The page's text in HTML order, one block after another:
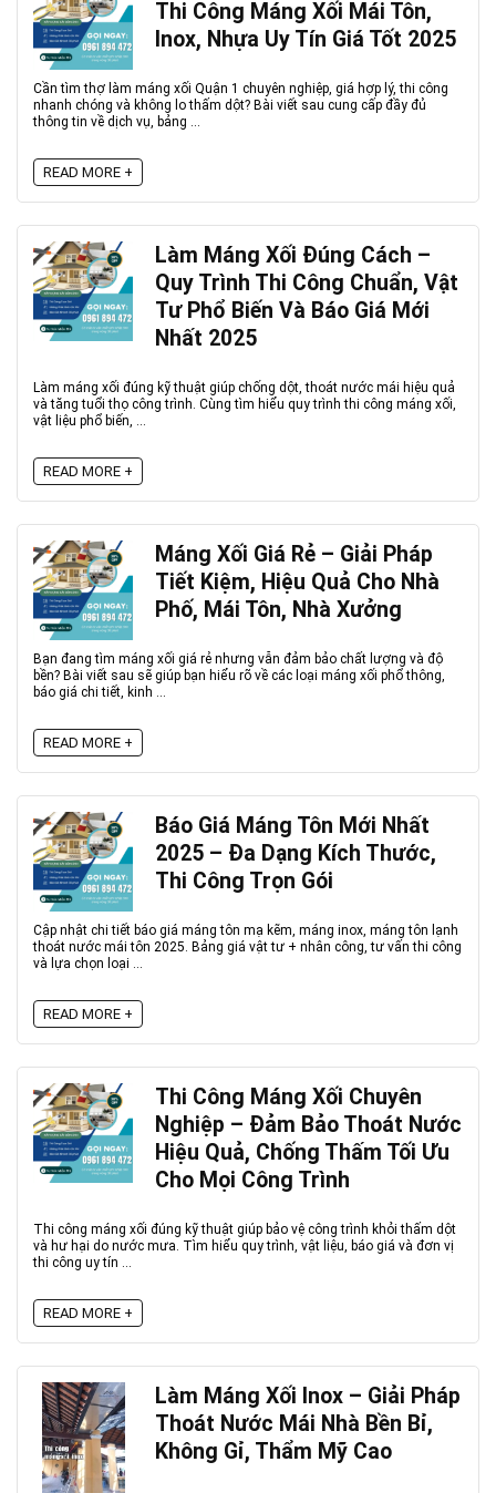
Thi Công Máng Xối Mái Tôn,
Inox, Nhựa Uy Tín Giá Tốt 2025
Cần tìm thợ làm máng xối Quận 1 chuyên nghiệp, giá hợp lý, thi công
nhanh chóng và không lo thấm dột? Bài viết sau cung cấp đầy đủ
thông tin về dịch vụ, bảng ...
READ MORE +
Làm Máng Xối Đúng Cách –
Quy Trình Thi Công Chuẩn, Vật
Tư Phổ Biến Và Báo Giá Mới
Nhất 2025
Làm máng xối đúng kỹ thuật giúp chống dột, thoát nước mái hiệu quả
và tăng tuổi thọ công trình. Cùng tìm hiểu quy trình thi công máng xối,
vật liệu phổ biến, ...
READ MORE +
Máng Xối Giá Rẻ – Giải Pháp
Tiết Kiệm, Hiệu Quả Cho Nhà
Phố, Mái Tôn, Nhà Xưởng
Bạn đang tìm máng xối giá rẻ nhưng vẫn đảm bảo chất lượng và độ
bền? Bài viết sau sẽ giúp bạn hiểu rõ về các loại máng xối phổ thông,
báo giá chi tiết, kinh ...
READ MORE +
Báo Giá Máng Tôn Mới Nhất
2025 – Đa Dạng Kích Thước,
Thi Công Trọn Gói
Cập nhật chi tiết báo giá máng tôn mạ kẽm, máng inox, máng tôn lạnh
thoát nước mái tôn 2025. Bảng giá vật tư + nhân công, tư vấn thi công
và lựa chọn loại ...
READ MORE +
Thi Công Máng Xối Chuyên
Nghiệp – Đảm Bảo Thoát Nước
Hiệu Quả, Chống Thấm Tối Ưu
Cho Mọi Công Trình
Thi công máng xối đúng kỹ thuật giúp bảo vệ công trình khỏi thấm dột
và hư hại do nước mưa. Tìm hiểu quy trình, vật liệu, báo giá và đơn vị
thi công uy tín ...
READ MORE +
Làm Máng Xối Inox – Giải Pháp
Thoát Nước Mái Nhà Bền Bỉ,
Không Gỉ, Thẩm Mỹ Cao